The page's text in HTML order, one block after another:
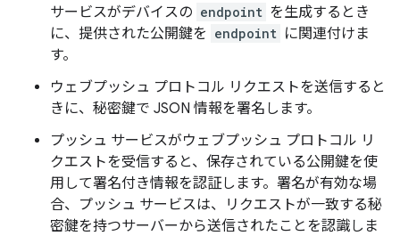
サービスがデバイスの endpoint を生成するとき
に、提供された公開鍵を endpoint に関連付けま
す。
ウェブプッシュ プロトコル リクエストを送信すると
きに、秘密鍵で JSON 情報を署名します。
プッシュ サービスがウェブプッシュ プロトコル リ
クエストを受信すると、保存されている公開鍵を使
用して署名付き情報を認証します。署名が有効な場
合、プッシュ サービスは、リクエストが一致する秘
密鍵を持つサーバーから送信されたことを認識しま